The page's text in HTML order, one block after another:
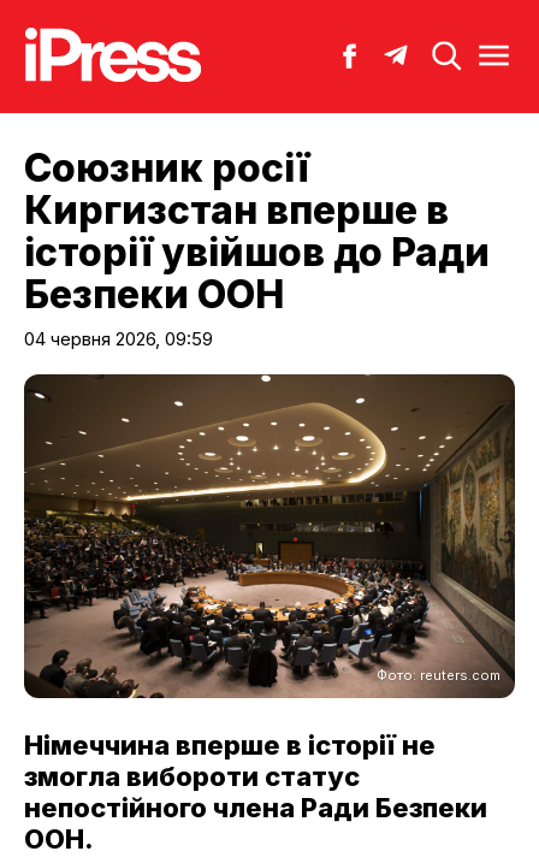
Союзник росії
Киргизстан вперше в
історії увійшов до Ради
Безпеки ООН
04 червня 2026, 09:59
Фото: reuters.com
Німеччина вперше в історії не
змогла вибороти статус
непостійного члена Ради Безпеки
ООН.